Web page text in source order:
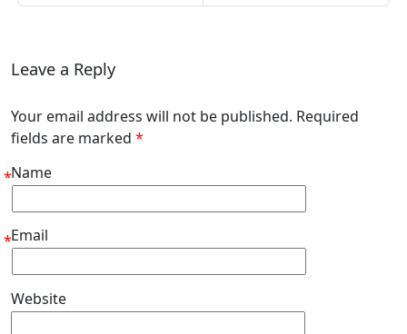
Leave a Reply
Your email address will not be published. Required
fields are marked *
Name
*
Email
*
Website